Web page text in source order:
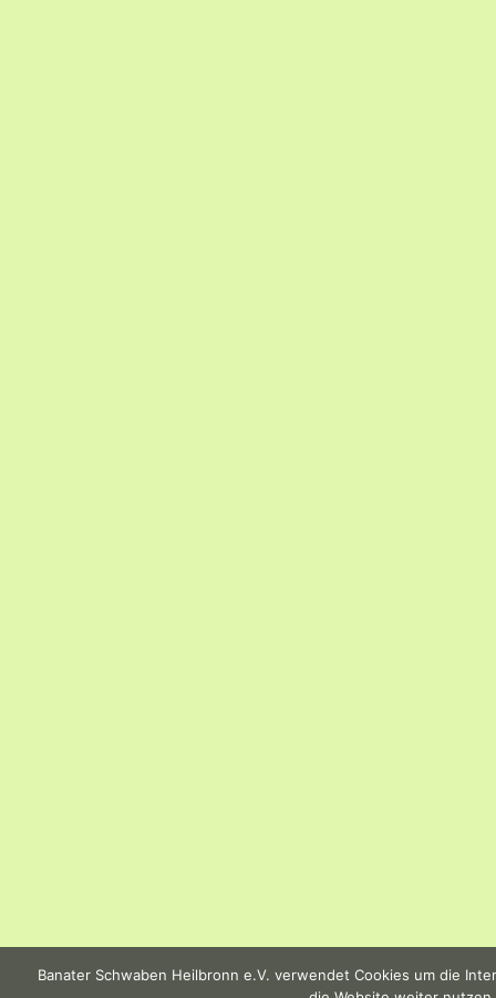
Banater Schwaben Heilbronn e.V. verwendet Cookies um die